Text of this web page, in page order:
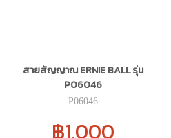
สายสัญญาณ ERNIE BALL รุ่น
P06046
P06046
฿1,000